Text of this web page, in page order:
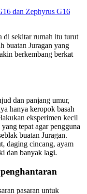
dan Zephyrus G16
di sekitar rumah itu turut
buatan Juragan yang
berkembang berkat
dan panjang umur,
hanya keropok basah
eksperimen kecil
tepat agar pengguna
buatan Juragan.
daging cincang, ayam
dan banyak lagi.
pasaran untuk